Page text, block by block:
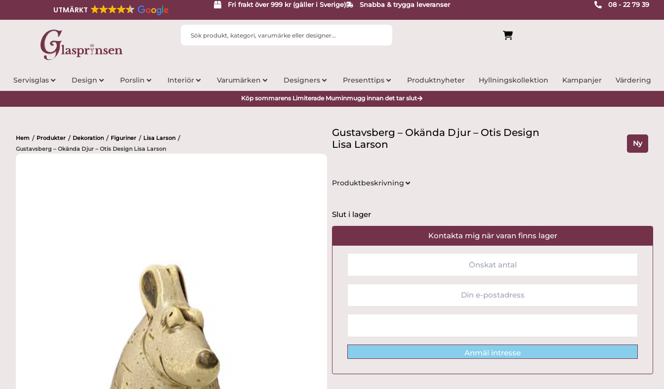
UTMÄRKT
Fri frakt över 999 kr (gäller i Sverige) Snabba & trygga leveranser 08 - 22 79 39
Search
Servisglas Design Porslin Interiör Varumärken Designers Presenttips Produktnyheter Hyllningskollektion Kampanjer Värdering
Köp sommarens Limiterade Muminmugg innan det tar slut
Hem / Produkter / Dekoration / Figuriner / Lisa Larson /
Gustavsberg – Okända Djur – Otis Design Lisa Larson
Gustavsberg – Okända Djur – Otis Design
Lisa Larson
Ny
Produktbeskrivning
Slut i lager
Kontakta mig när varan finns lager
Anmäl intresse